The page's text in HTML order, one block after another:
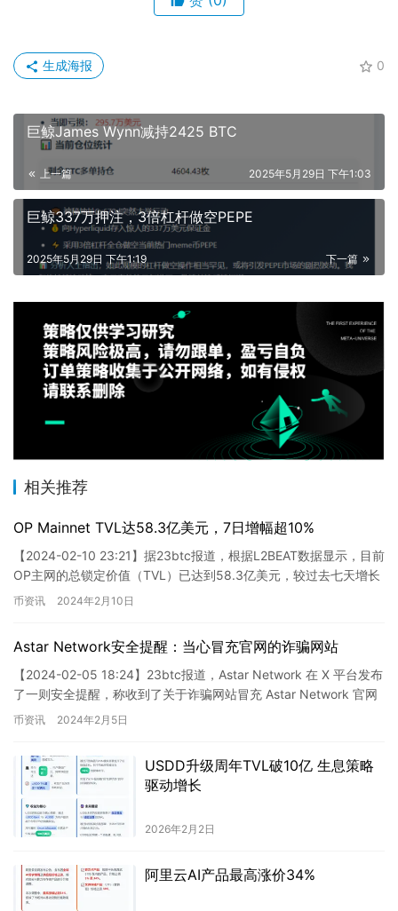
0
生成海报
巨鲸James Wynn减持2425 BTC
上一篇 2025年5月29日 下午1:03
巨鲸337万押注，3倍杠杆做空PEPE
下一篇
2025年5月29日 下午1:19
相关推荐
OP Mainnet TVL达58.3亿美元，7日增幅超10%
【2024-02-10 23:21】据23btc报道，根据L2BEAT数据显示，目前
OP主网的总锁定价值（TVL）已达到58.3亿美元，较过去七天增长
了11.59%。
币资讯 2024年2月10日
Astar Network安全提醒：当心冒充官网的诈骗网站
【2024-02-05 18:24】23btc报道，Astar Network 在 X 平台发布
了一则安全提醒，称收到了关于诈骗网站冒充 Astar Network 官网
的多起报告…
币资讯 2024年2月5日
USDD升级周年TVL破10亿 生息策略
驱动增长
2026年2月2日
阿里云AI产品最高涨价34%